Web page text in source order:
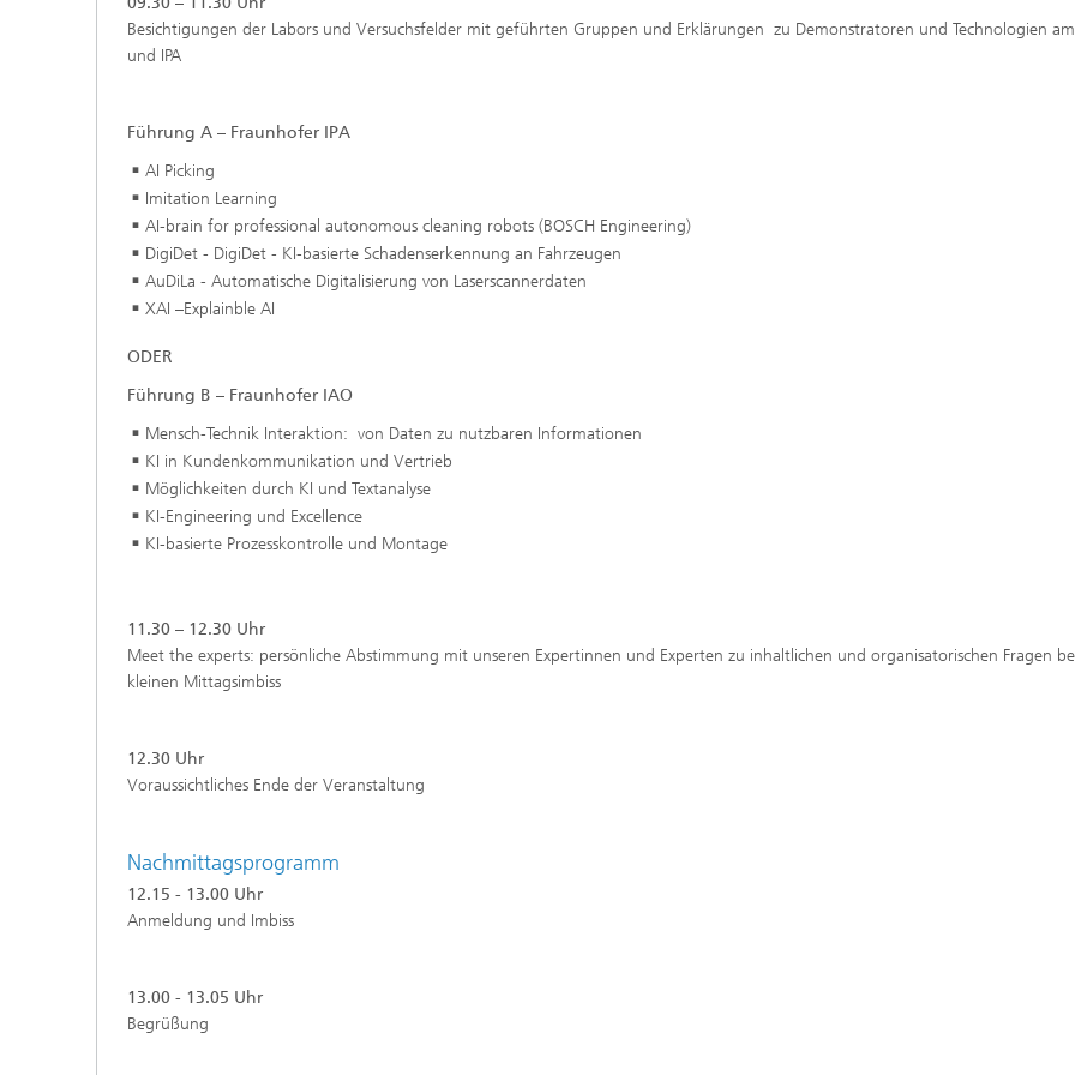
Besichtigungen der Labors und Versuchsfelder mit geführten Gruppen und Erklärungen zu Demonstratoren und Technologien
und IPA
Führung A – Fraunhofer IPA
AI Picking
Imitation Learning
AI-brain for professional autonomous cleaning robots (BOSCH Engineering)
DigiDet - DigiDet - KI-basierte Schadenserkennung an Fahrzeugen
AuDiLa - Automatische Digitalisierung von Laserscannerdaten
XAI –Explainble AI
ODER
Führung B – Fraunhofer IAO
Mensch-Technik Interaktion: von Daten zu nutzbaren Informationen
KI in Kundenkommunikation und Vertrieb
Möglichkeiten durch KI und Textanalyse
KI-Engineering und Excellence
KI-basierte Prozesskontrolle und Montage
11.30 – 12.30 Uhr
Meet the experts: persönliche Abstimmung mit unseren Expertinnen und Experten zu inhaltlichen und organisatorischen Fragen
kleinen Mittagsimbiss
12.30 Uhr
Voraussichtliches Ende der Veranstaltung
Nachmittagsprogramm
12.15 - 13.00 Uhr
Anmeldung und Imbiss
13.00 - 13.05 Uhr
Begrüßung